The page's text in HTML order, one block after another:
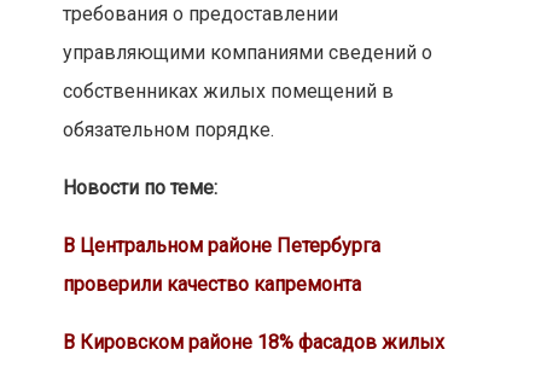
требования о предоставлении
управляющими компаниями сведений о
собственниках жилых помещений в
обязательном порядке.
Новости по теме:
В Центральном районе Петербурга
проверили качество капремонта
В Кировском районе 18% фасадов жилых